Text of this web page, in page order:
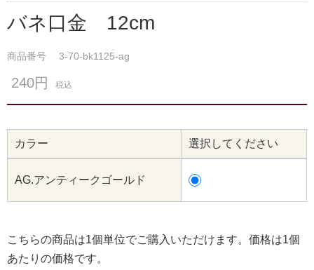
バネ口金 12cm
商品番号 3-70-bk1125-ag
240円 税込
カラー 選択してください
AG.アンティークゴールド
こちらの商品は1個単位でご購入いただけます。価格は1個
あたりの価格です。